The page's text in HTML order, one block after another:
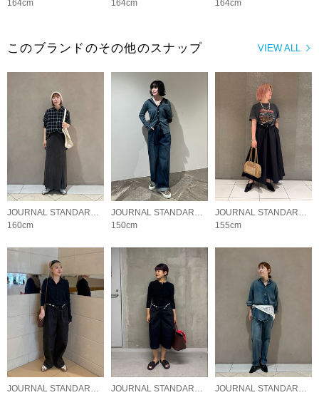
164cm
164cm
164cm
VIEW ALL
このブランドのその他のスナップ
JOURNAL STANDARD LADYS
160cm
JOURNAL STANDARD LADYS
150cm
JOURNAL STANDARD LADYS
155cm